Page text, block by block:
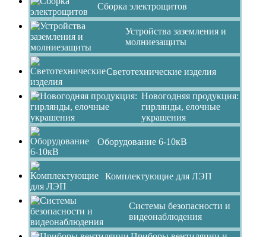
Сборка электрощитов
Устройства заземления и
молниезащиты
Светотехнические изделия
Новогодняя продукция:
гирлянды, елочные
украшения
Оборудование 6-10кВ
Комплектующие для ЛЭП
Системы безопасности и
видеонаблюдения